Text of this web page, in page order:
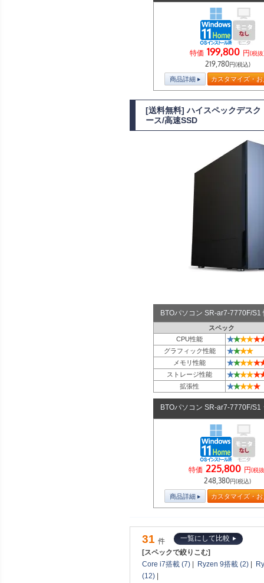
特価 199,800 円(税抜
219,780円(税込)
商品詳細 カスタマイズ・
[送料無料] ハイスペックデス
ース/高速SSD
BTOパソコン SR-ar7-7770F/S1
スペック
CPU性能
★★★★★
グラフィック性能 ★★★★
メモリ性能 ★★★★★
ストレージ性能 ★★★★★
拡張性 ★★★★★
BTOパソコン SR-ar7-7770F/S1
特価 225,800 円(税
248,380円(税込)
商品詳細 カスタマイズ・
31 件
一覧にして比較
[スペックで絞りこむ]
Core i7搭載 (7)
Ryzen 9搭載 (2)
(12)